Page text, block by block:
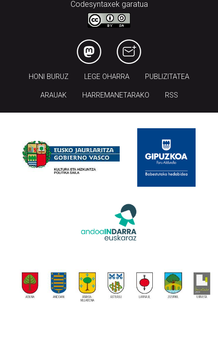
Codesyntaxek garatua
HONI BURUZ LEGE OHARRA PUBLIZITATEA
ARAUAK HARREMANETARAKO RSS